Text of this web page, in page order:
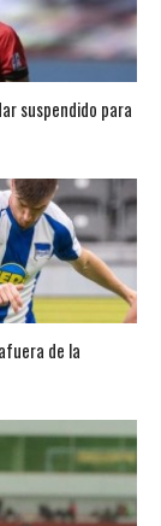
suspendido para
de la